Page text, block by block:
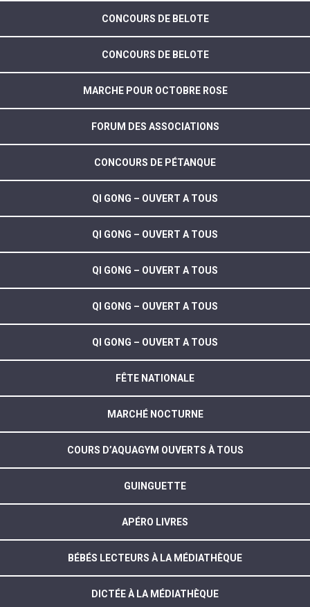
CONCOURS DE BELOTE
CONCOURS DE BELOTE
MARCHE POUR OCTOBRE ROSE
FORUM DES ASSOCIATIONS
CONCOURS DE PÉTANQUE
QI GONG – OUVERT A TOUS
QI GONG – OUVERT A TOUS
QI GONG – OUVERT A TOUS
QI GONG – OUVERT A TOUS
QI GONG – OUVERT A TOUS
FÊTE NATIONALE
MARCHÉ NOCTURNE
COURS D’AQUAGYM OUVERTS À TOUS
GUINGUETTE
APÉRO LIVRES
BÉBÉS LECTEURS À LA MÉDIATHÈQUE
DICTÉE À LA MÉDIATHÈQUE